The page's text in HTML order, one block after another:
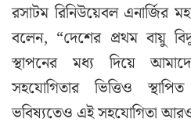
রসাটম রিনিউয়েবল এনার্জির
বলেন, “দেশের প্রথম বায়ু
স্থাপনের মধ্য দিয়ে
সহযোগিতার ভিত্তিও
ভবিষ্যতেও এই সহযোগিতা